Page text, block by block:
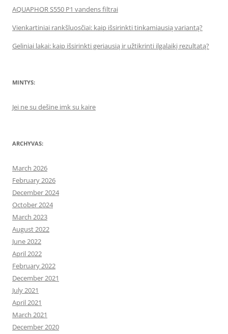
AQUAPHOR S550 P1 vandens filtrai
Vienkartiniai rankšluosčiai: kaip išsirinkti tinkamiausią variantą?
Geliniai lakai: kaip išsirinkti geriausią ir užtikrinti ilgalaikį rezultatą?
MINTYS:
Jei ne su dešine imk su kaire
ARCHYVAS:
March 2026
February 2026
December 2024
October 2024
March 2023
August 2022
June 2022
April 2022
February 2022
December 2021
July 2021
April 2021
March 2021
December 2020